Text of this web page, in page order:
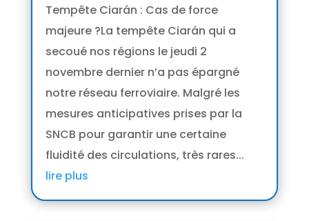
Tempête Ciarán : Cas de force
majeure ?La tempête Ciarán qui a
secoué nos régions le jeudi 2
novembre dernier n’a pas épargné
notre réseau ferroviaire. Malgré les
mesures anticipatives prises par la
SNCB pour garantir une certaine
fluidité des circulations, très rares...
lire plus